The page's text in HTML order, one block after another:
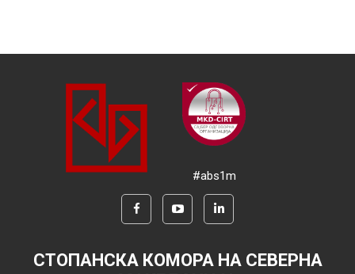
#abs1m
СТОПАНСКА КОМОРА НА СЕВЕРНА